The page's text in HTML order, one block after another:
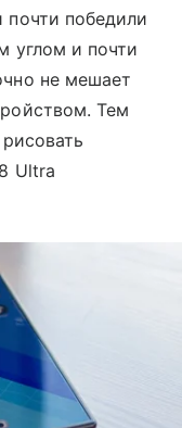
почти победили
углом и почти
не мешает
Тем
Ultra